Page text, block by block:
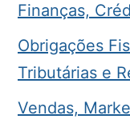
Finanças,
Obrigações
Tributárias e
Vendas,